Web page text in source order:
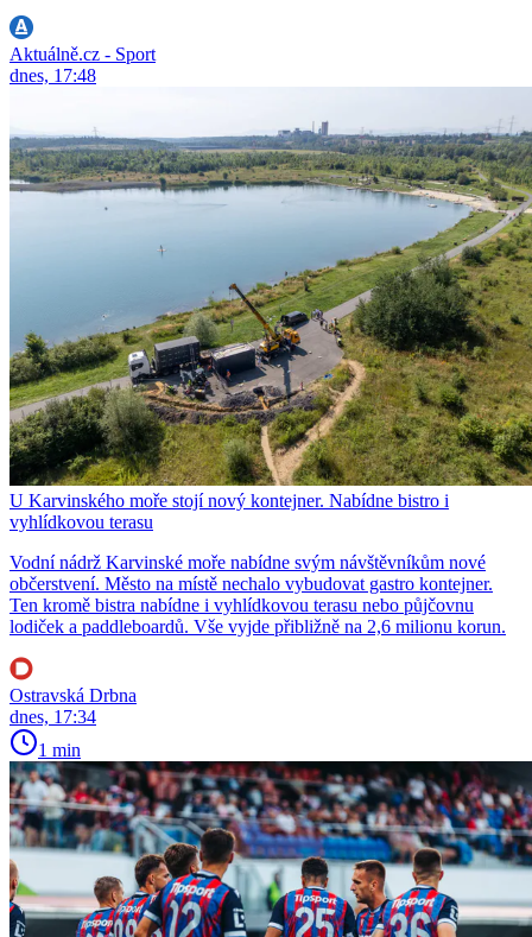
Aktuálně.cz - Sport
dnes, 17:48
U Karvinského moře stojí nový kontejner. Nabídne bistro i
vyhlídkovou terasu
Vodní nádrž Karvinské moře nabídne svým návštěvníkům nové
občerstvení. Město na místě nechalo vybudovat gastro kontejner.
Ten kromě bistra nabídne i vyhlídkovou terasu nebo půjčovnu
lodiček a paddleboardů. Vše vyjde přibližně na 2,6 milionu korun.
Ostravská Drbna
dnes, 17:34
1 min